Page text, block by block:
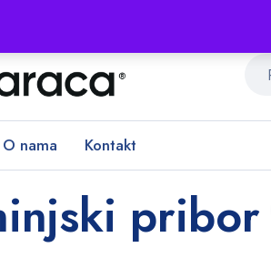
O nama Kontakt
pribor